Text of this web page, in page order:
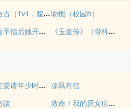
多情自古（1v1，腹黑内侍咸鱼皇后）吻栀（校园h）
拥有金手指后她开始为所欲为（nph） 《玉壶传》（骨科）（兄妹）（np）
她决定宴请年少时的自己（1v1H） 凉风有信
談 救命！我的厌女症总裁不仅碰瓷还装秒(调教高H 1v1)